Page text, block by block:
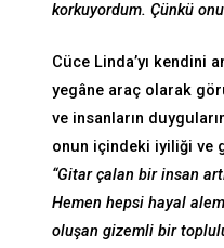
korkuyordum. Çünkü
Cüce Linda’yı kendini
yegâne araç olarak
ve insanların
onun içindeki iyiliği ve
“Gitar çalan bir insan
Hemen hepsi hayal
oluşan gizemli bir